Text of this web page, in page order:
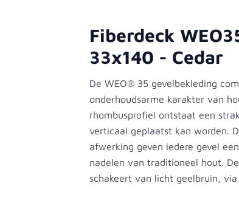
- CedarFiberdeck
33x140 - Cedar
De WEO® 35 gevelbekleding
onderhoudsarme karakter van
rhombusprofiel ontstaat een
verticaal geplaatst kan worden.
afwerking geven iedere gevel
nadelen van traditioneel hout.
schakeert van licht geelbruin,